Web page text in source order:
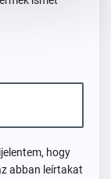
hogy
abban leírtakat